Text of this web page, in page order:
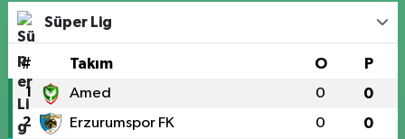
Süper Lig
# Takım O P
1 Amed 0 0
2 Erzurumspor FK 0 0